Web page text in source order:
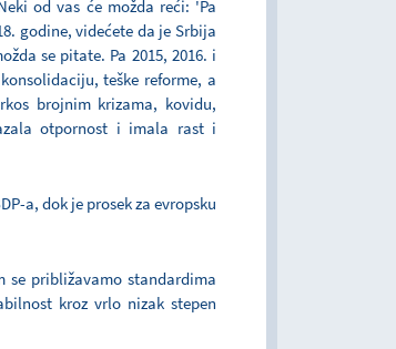
od vas će možda reći: 'Pa
godine, videćete da je Srbija
se pitate. Pa 2015, 2016. i
teške reforme, a
brojnim krizama, kovidu,
otpornost i imala rast i
a, dok je prosek za evropsku
se približavamo standardima
kroz vrlo nizak stepen